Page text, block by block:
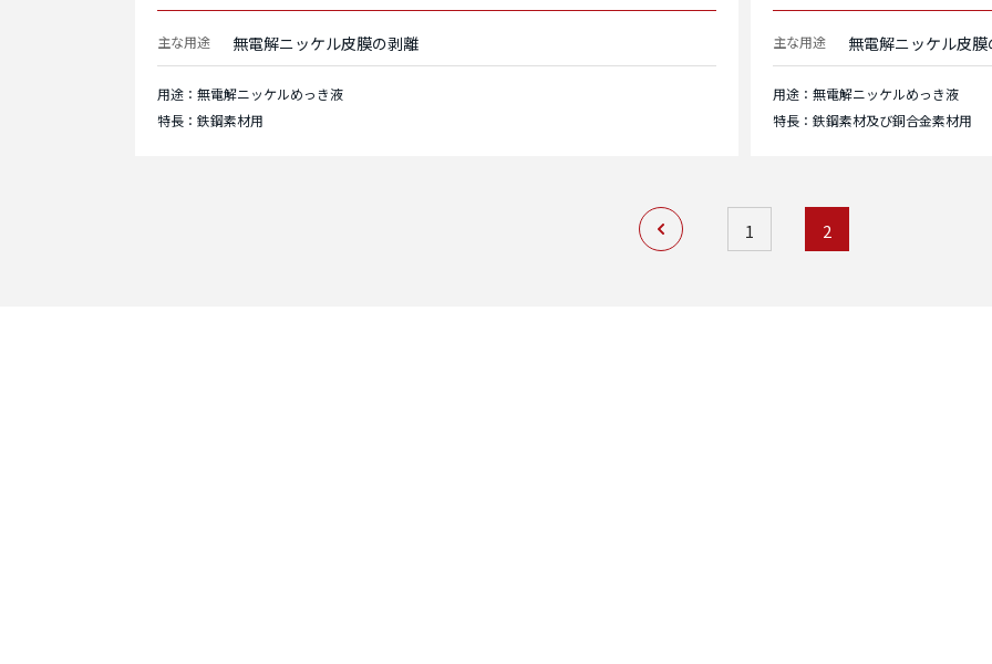
主な用途 無電解ニッケル皮膜の剥離
用途：無電解ニッケルめっき液
特長：鉄鋼素材用
主な用途 無電解ニッケル皮膜
用途：無電解ニッケルめっき液
特長：鉄鋼素材及び銅合金素材用
前へ 1 2